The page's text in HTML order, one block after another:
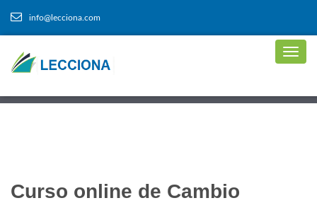
info@lecciona.com
Curso online de Cambio